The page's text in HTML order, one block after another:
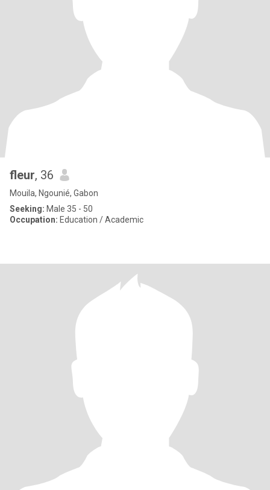
fleur, 36
Mouila, Ngounié, Gabon
Seeking: Male 35 - 50
Occupation: Education / Academic